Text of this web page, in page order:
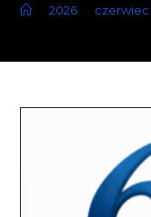
2026 czerwiec